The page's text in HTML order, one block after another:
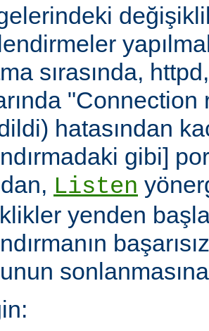
sırasında,
"Connection
hatasından
gibi]
Listen
yenden